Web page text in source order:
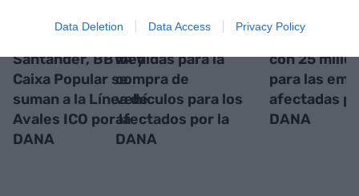
Data Deletion Data Access Privacy Policy
Caixabank,
Santander, BBVA y
Caixa Popular se
suman a la Línea de
Avales ICO por la
DANA
Gobierno y
automóvil preparan
medidas para la
compra de
vehículos para los
afectados por la
DANA
Juan Roig
iniciativa
con 25
para las
afectadas
DANA